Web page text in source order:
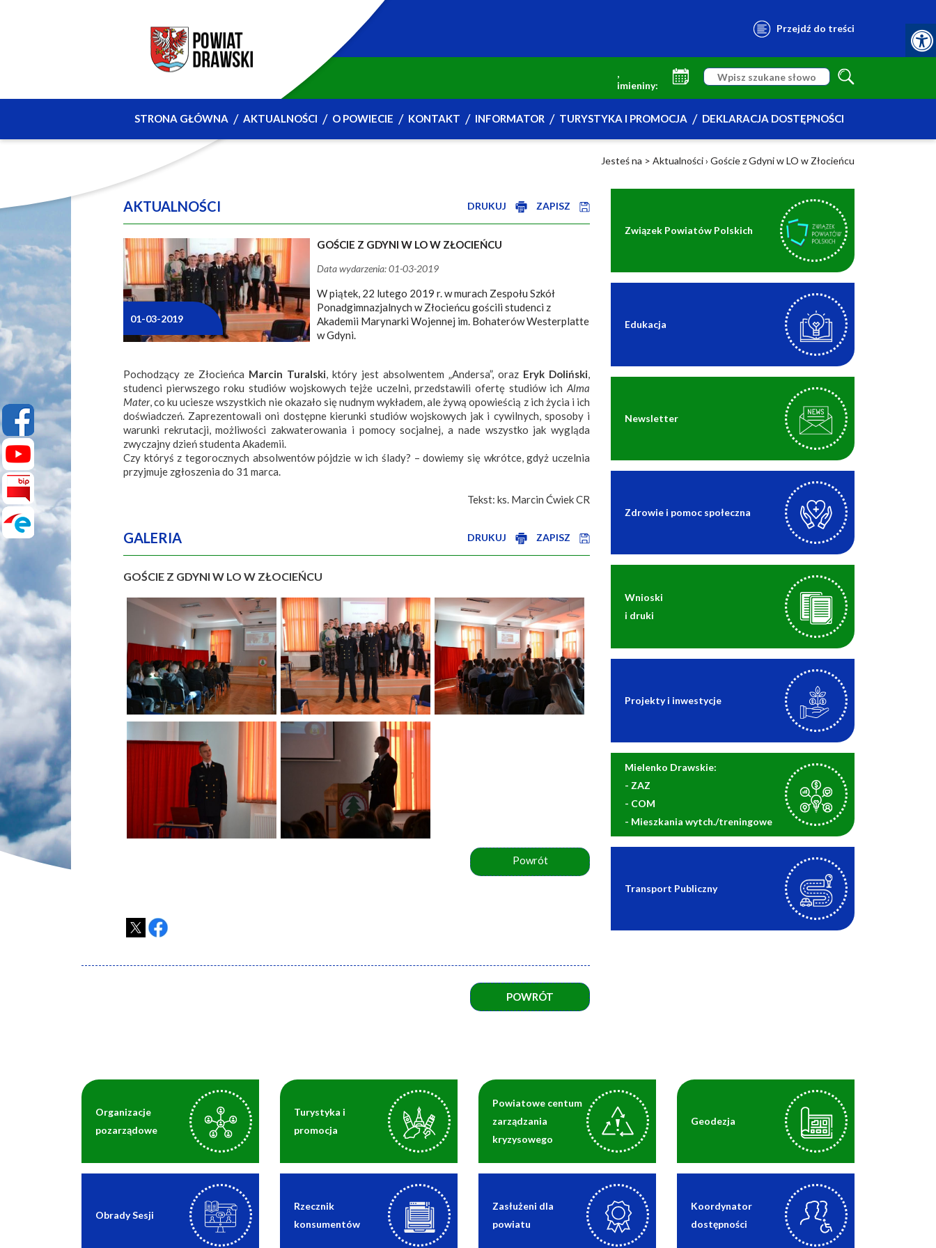
Przejdź do treści
,
imieniny:
STRONA GŁÓWNA AKTUALNOŚCI O POWIECIE KONTAKT INFORMATOR TURYSTYKA I PROMOCJA DEKLARACJA DOSTĘPNOŚCI
Jesteś na > Aktualności› Goście z Gdyni w LO w Złocieńcu
AKTUALNOŚCI DRUKUJ ZAPISZ
01-03-2019
GOŚCIE Z GDYNI W LO W ZŁOCIEŃCU
Data wydarzenia: 01-03-2019
W piątek, 22 lutego 2019 r. w murach Zespołu Szkół
Ponadgimnazjalnych w Złocieńcu gościli studenci z
Akademii Marynarki Wojennej im. Bohaterów Westerplatte
w Gdyni.
Pochodzący ze Złocieńca Marcin Turalski, który jest absolwentem „Andersa”, oraz Eryk Doliński,
studenci pierwszego roku studiów wojskowych tejże uczelni, przedstawili ofertę studiów ich Alma
Mater, co ku uciesze wszystkich nie okazało się nudnym wykładem, ale żywą opowieścią z ich życia i ich
doświadczeń. Zaprezentowali oni dostępne kierunki studiów wojskowych jak i cywilnych, sposoby i
warunki rekrutacji, możliwości zakwaterowania i pomocy socjalnej, a nade wszystko jak wygląda
zwyczajny dzień studenta Akademii.
Czy któryś z tegorocznych absolwentów pójdzie w ich ślady? – dowiemy się wkrótce, gdyż uczelnia
przyjmuje zgłoszenia do 31 marca.
Tekst: ks. Marcin Ćwiek CR
GALERIA DRUKUJ ZAPISZ
GOŚCIE Z GDYNI W LO W ZŁOCIEŃCU
Powrót
POWRÓT
Związek Powiatów Polskich
Edukacja
Newsletter
Zdrowie i pomoc społeczna
Wnioski
i druki
Projekty i inwestycje
Mielenko Drawskie:
- ZAZ
- COM
- Mieszkania wytch./treningowe
Transport Publiczny
Organizacje
pozarządowe
Obrady Sesji
Turystyka i
promocja
Rzecznik
konsumentów
Powiatowe centum
zarządzania
kryzysowego
Zasłużeni dla
powiatu
Geodezja
Koordynator
dostępności